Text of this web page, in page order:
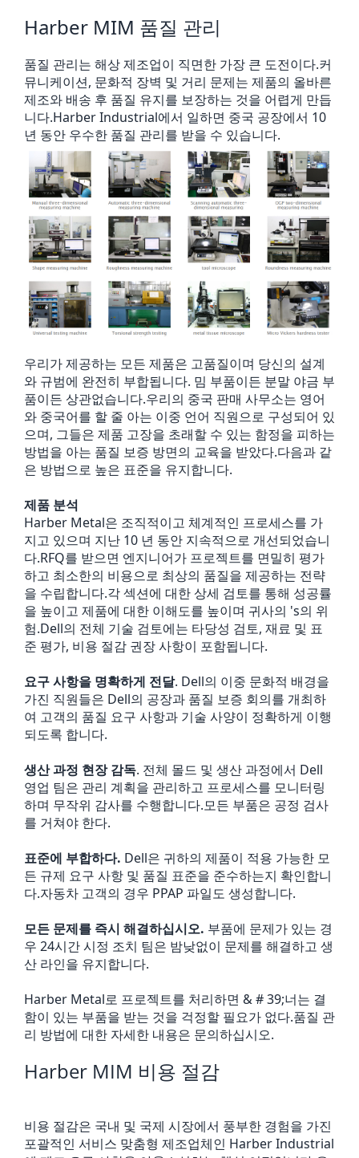
Harber MIM 품질 관리
품질 관리는 해상 제조업이 직면한 가장 큰 도전이다.커
뮤니케이션, 문화적 장벽 및 거리 문제는 제품의 올바른
제조와 배송 후 품질 유지를 보장하는 것을 어렵게 만듭
니다.Harber Industrial에서 일하면 중국 공장에서 10
년 동안 우수한 품질 관리를 받을 수 있습니다.
우리가 제공하는 모든 제품은 고품질이며 당신의 설계
와 규범에 완전히 부합됩니다. 밈 부품이든 분말 야금 부
품이든 상관없습니다.우리의 중국 판매 사무소는 영어
와 중국어를 할 줄 아는 이중 언어 직원으로 구성되어 있
으며, 그들은 제품 고장을 초래할 수 있는 함정을 피하는
방법을 아는 품질 보증 방면의 교육을 받았다.다음과 같
은 방법으로 높은 표준을 유지합니다.
제품 분석
Harber Metal은 조직적이고 체계적인 프로세스를 가
지고 있으며 지난 10 년 동안 지속적으로 개선되었습니
다.RFQ를 받으면 엔지니어가 프로젝트를 면밀히 평가
하고 최소한의 비용으로 최상의 품질을 제공하는 전략
을 수립합니다.각 섹션에 대한 상세 검토를 통해 성공률
을 높이고 제품에 대한 이해도를 높이며 귀사의 's의 위
험.Dell의 전체 기술 검토에는 타당성 검토, 재료 및 표
준 평가, 비용 절감 권장 사항이 포함됩니다.
요구 사항을 명확하게 전달. Dell의 이중 문화적 배경을
가진 직원들은 Dell의 공장과 품질 보증 회의를 개최하
여 고객의 품질 요구 사항과 기술 사양이 정확하게 이행
되도록 합니다.
생산 과정 현장 감독. 전체 몰드 및 생산 과정에서 Dell
영업 팀은 관리 계획을 관리하고 프로세스를 모니터링
하며 무작위 감사를 수행합니다.모든 부품은 공정 검사
를 거쳐야 한다.
표준에 부합하다. Dell은 귀하의 제품이 적용 가능한 모
든 규제 요구 사항 및 품질 표준을 준수하는지 확인합니
다.자동차 고객의 경우 PPAP 파일도 생성합니다.
모든 문제를 즉시 해결하십시오. 부품에 문제가 있는 경
우 24시간 시정 조치 팀은 밤낮없이 문제를 해결하고 생
산 라인을 유지합니다.
Harber Metal로 프로젝트를 처리하면 & # 39;너는 결
함이 있는 부품을 받는 것을 걱정할 필요가 없다.품질 관
리 방법에 대한 자세한 내용은 문의하십시오.
Harber MIM 비용 절감
비용 절감은 국내 및 국제 시장에서 풍부한 경험을 가진
포괄적인 서비스 맞춤형 제조업체인 Harber Industrial